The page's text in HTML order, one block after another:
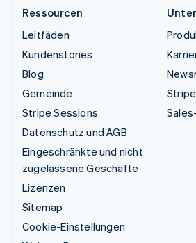
Ressourcen
Leitfäden
Kundenstories
Blog
Gemeinde
Stripe Sessions
Datenschutz und AGB
Eingeschränkte und nicht
zugelassene Geschäfte
Lizenzen
Sitemap
Cookie-Einstellungen